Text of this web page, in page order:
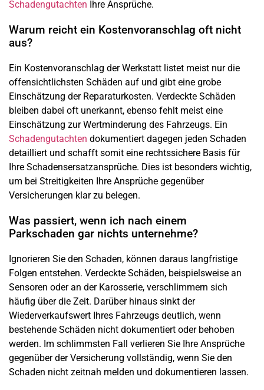
Schadengutachten Ihre Ansprüche.
Warum reicht ein Kostenvoranschlag oft nicht
aus?
Ein Kostenvoranschlag der Werkstatt listet meist nur die
offensichtlichsten Schäden auf und gibt eine grobe
Einschätzung der Reparaturkosten. Verdeckte Schäden
bleiben dabei oft unerkannt, ebenso fehlt meist eine
Einschätzung zur Wertminderung des Fahrzeugs. Ein
Schadengutachten dokumentiert dagegen jeden Schaden
detailliert und schafft somit eine rechtssichere Basis für
Ihre Schadensersatzansprüche. Dies ist besonders wichtig,
um bei Streitigkeiten Ihre Ansprüche gegenüber
Versicherungen klar zu belegen.
Was passiert, wenn ich nach einem
Parkschaden gar nichts unternehme?
Ignorieren Sie den Schaden, können daraus langfristige
Folgen entstehen. Verdeckte Schäden, beispielsweise an
Sensoren oder an der Karosserie, verschlimmern sich
häufig über die Zeit. Darüber hinaus sinkt der
Wiederverkaufswert Ihres Fahrzeugs deutlich, wenn
bestehende Schäden nicht dokumentiert oder behoben
werden. Im schlimmsten Fall verlieren Sie Ihre Ansprüche
gegenüber der Versicherung vollständig, wenn Sie den
Schaden nicht zeitnah melden und dokumentieren lassen.